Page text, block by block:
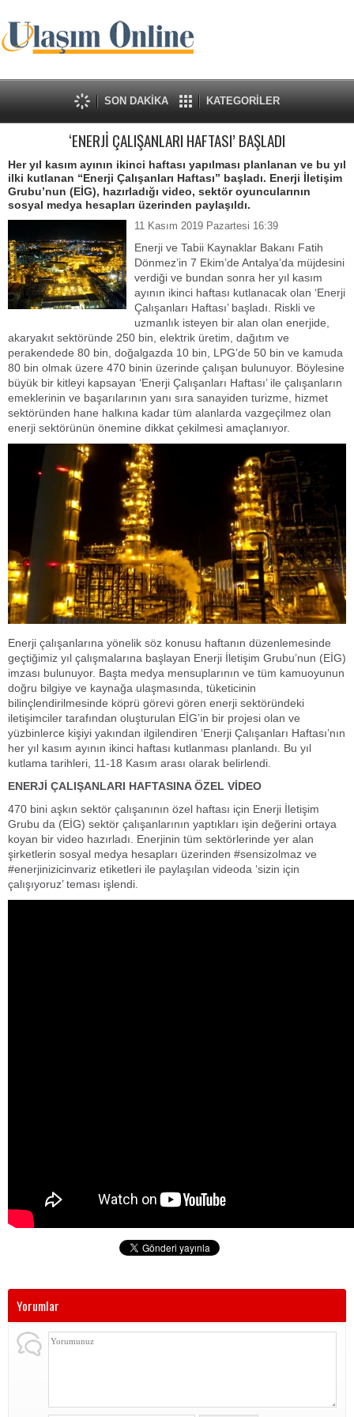
SON DAKİKA KATEGORİLER
‘ENERJİ ÇALIŞANLARI HAFTASI’ BAŞLADI
Her yıl kasım ayının ikinci haftası yapılması planlanan ve bu yıl
ilki kutlanan “Enerji Çalışanları Haftası” başladı. Enerji İletişim
Grubu’nun (EİG), hazırladığı video, sektör oyuncularının
sosyal medya hesapları üzerinden paylaşıldı.
11 Kasım 2019 Pazartesi 16:39
Enerji ve Tabii Kaynaklar Bakanı Fatih
Dönmez’in 7 Ekim’de Antalya’da müjdesini
verdiği ve bundan sonra her yıl kasım
ayının ikinci haftası kutlanacak olan ‘Enerji
Çalışanları Haftası’ başladı. Riskli ve
uzmanlık isteyen bir alan olan enerjide,
akaryakıt sektöründe 250 bin, elektrik üretim, dağıtım ve
perakendede 80 bin, doğalgazda 10 bin, LPG’de 50 bin ve kamuda
80 bin olmak üzere 470 binin üzerinde çalışan bulunuyor. Böylesine
büyük bir kitleyi kapsayan ‘Enerji Çalışanları Haftası’ ile çalışanların
emeklerinin ve başarılarının yanı sıra sanayiden turizme, hizmet
sektöründen hane halkına kadar tüm alanlarda vazgeçilmez olan
enerji sektörünün önemine dikkat çekilmesi amaçlanıyor.
Enerji çalışanlarına yönelik söz konusu haftanın düzenlemesinde
geçtiğimiz yıl çalışmalarına başlayan Enerji İletişim Grubu’nun (EİG)
imzası bulunuyor. Başta medya mensuplarının ve tüm kamuoyunun
doğru bilgiye ve kaynağa ulaşmasında, tüketicinin
bilinçlendirilmesinde köprü görevi gören enerji sektöründeki
iletişimciler tarafından oluşturulan EİG’in bir projesi olan ve
yüzbinlerce kişiyi yakından ilgilendiren ‘Enerji Çalışanları Haftası’nın
her yıl kasım ayının ikinci haftası kutlanması planlandı. Bu yıl
kutlama tarihleri, 11-18 Kasım arası olarak belirlendi.
ENERJİ ÇALIŞANLARI HAFTASINA ÖZEL VİDEO
470 bini aşkın sektör çalışanının özel haftası için Enerji İletişim
Grubu da (EİG) sektör çalışanlarının yaptıkları işin değerini ortaya
koyan bir video hazırladı. Enerjinin tüm sektörlerinde yer alan
şirketlerin sosyal medya hesapları üzerinden #sensizolmaz ve
#enerjinizicinvariz etiketleri ile paylaşılan videoda ‘sizin için
çalışıyoruz’ teması işlendi.
Yorumlar